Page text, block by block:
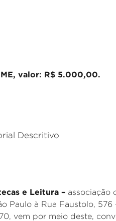
valor: R$ 5.000,00.
Descritivo
e Leitura – associação
Paulo à Rua Faustolo, 576
vem por meio deste,